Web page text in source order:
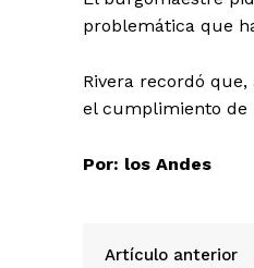
problemática que
Rivera recordó
el cumplimiento de
Por: los Andes
Artículo anterior